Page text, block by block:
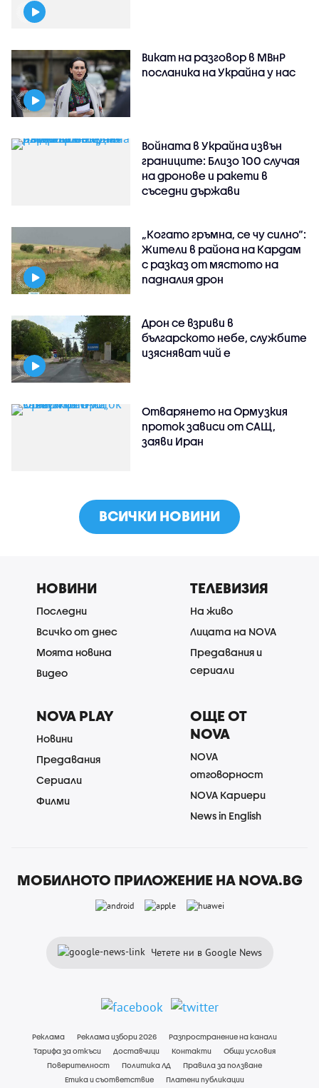
Викат на разговор в МВнР
посланика на Украйна у нас
Войната в Украйна извън
границите: Близо 100 случая
на дронове и ракети в
съседни държави
„Когато гръмна, се чу силно“:
Жители в района на Кардам
с разказ от мястото на
падналия дрон
Дрон се взриви в
българското небе, службите
изясняват чий е
Отварянето на Ормузкия
проток зависи от САЩ,
заяви Иран
ВСИЧКИ НОВИНИ
НОВИНИ
Последни
Всичко от днес
Моята новина
Видео
ТЕЛЕВИЗИЯ
На живо
Лицата на NOVA
Предавания и
сериали
NOVA PLAY
Новини
Предавания
Сериали
Филми
ОЩЕ ОТ
NOVA
NOVA
отговорност
NOVA Кариери
News in English
МОБИЛНОТО ПРИЛОЖЕНИЕ НА NOVA.BG
Четете ни в Google News
Реклама Реклама избори 2026
Разпространение на канали
Тарифа за откъси
Доставчици Контакти
Общи условия
Поверителност
Политика ЛД
Правила за ползване
Етика и съответствие
Платени публикации